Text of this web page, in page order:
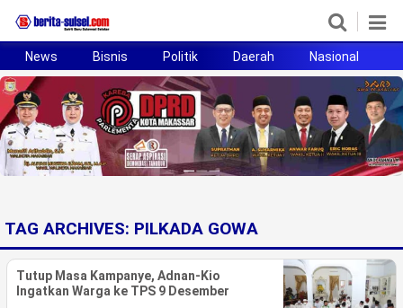
Home
News
Politik
Bisnis
Otomotif
News Bisnis Politik Daerah Nasional
TAG ARCHIVES: PILKADA GOWA
Tutup Masa Kampanye, Adnan-Kio
Ingatkan Warga ke TPS 9 Desember